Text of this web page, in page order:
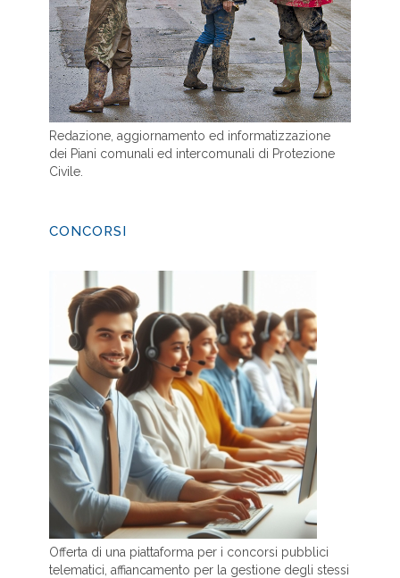
Redazione, aggiornamento ed informatizzazione
dei Piani comunali ed intercomunali di Protezione
Civile.
CONCORSI
Offerta di una piattaforma per i concorsi pubblici
telematici, affiancamento per la gestione degli stessi